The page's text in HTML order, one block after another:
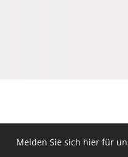
Melden Sie sich hier für